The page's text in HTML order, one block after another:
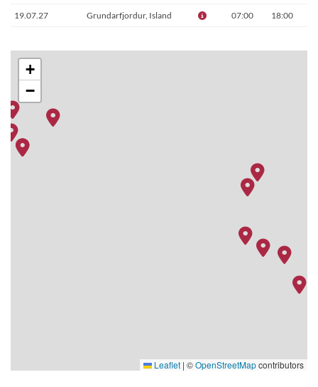
19.07.27 Grundarfjordur, Island 07:00 18:00
21.07.27
22.07.27
+
−
Leaflet | ©OpenStreetMapcontributors